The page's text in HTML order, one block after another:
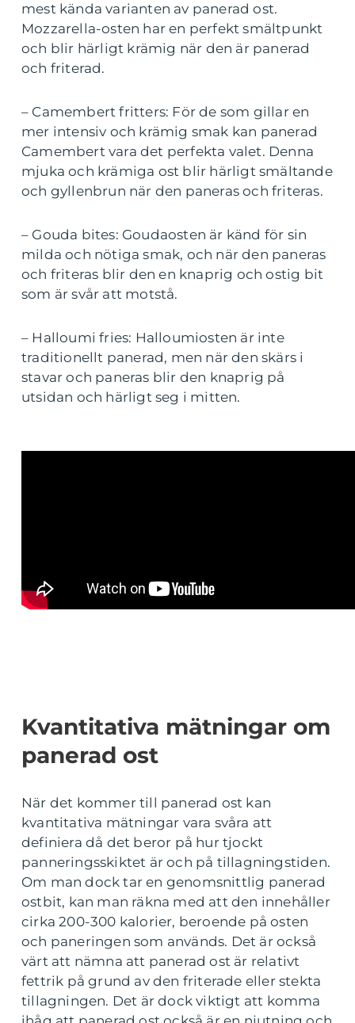
mest kända varianten av panerad ost.
Mozzarella-osten har en perfekt smältpunkt
och blir härligt krämig när den är panerad
och friterad.
– Camembert fritters: För de som gillar en
mer intensiv och krämig smak kan panerad
Camembert vara det perfekta valet. Denna
mjuka och krämiga ost blir härligt smältande
och gyllenbrun när den paneras och friteras.
– Gouda bites: Goudaosten är känd för sin
milda och nötiga smak, och när den paneras
och friteras blir den en knaprig och ostig bit
som är svår att motstå.
– Halloumi fries: Halloumiosten är inte
traditionellt panerad, men när den skärs i
stavar och paneras blir den knaprig på
utsidan och härligt seg i mitten.
Kvantitativa mätningar om
panerad ost
När det kommer till panerad ost kan
kvantitativa mätningar vara svåra att
definiera då det beror på hur tjockt
panneringsskiktet är och på tillagningstiden.
Om man dock tar en genomsnittlig panerad
ostbit, kan man räkna med att den innehåller
cirka 200-300 kalorier, beroende på osten
och paneringen som används. Det är också
värt att nämna att panerad ost är relativt
fettrik på grund av den friterade eller stekta
tillagningen. Det är dock viktigt att komma